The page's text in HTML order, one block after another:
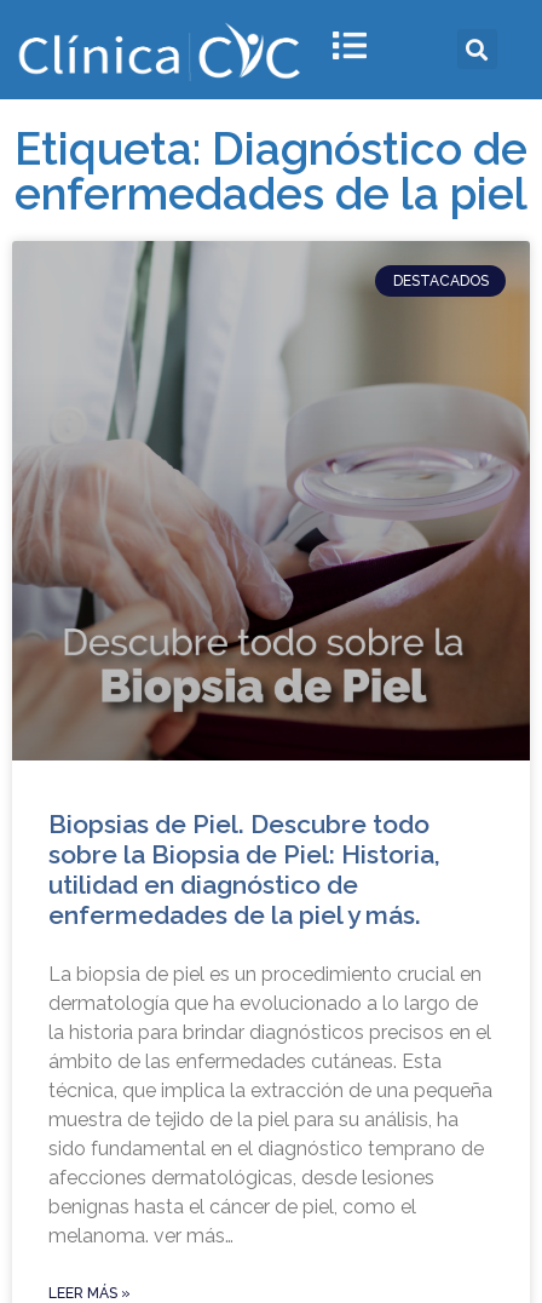
Etiqueta: Diagnóstico de
enfermedades de la piel
DESTACADOS
Biopsias de Piel. Descubre todo
sobre la Biopsia de Piel: Historia,
utilidad en diagnóstico de
enfermedades de la piel y más.
La biopsia de piel es un procedimiento crucial en
dermatología que ha evolucionado a lo largo de
la historia para brindar diagnósticos precisos en el
ámbito de las enfermedades cutáneas. Esta
técnica, que implica la extracción de una pequeña
muestra de tejido de la piel para su análisis, ha
sido fundamental en el diagnóstico temprano de
afecciones dermatológicas, desde lesiones
benignas hasta el cáncer de piel, como el
melanoma. ver más…
LEER MÁS »